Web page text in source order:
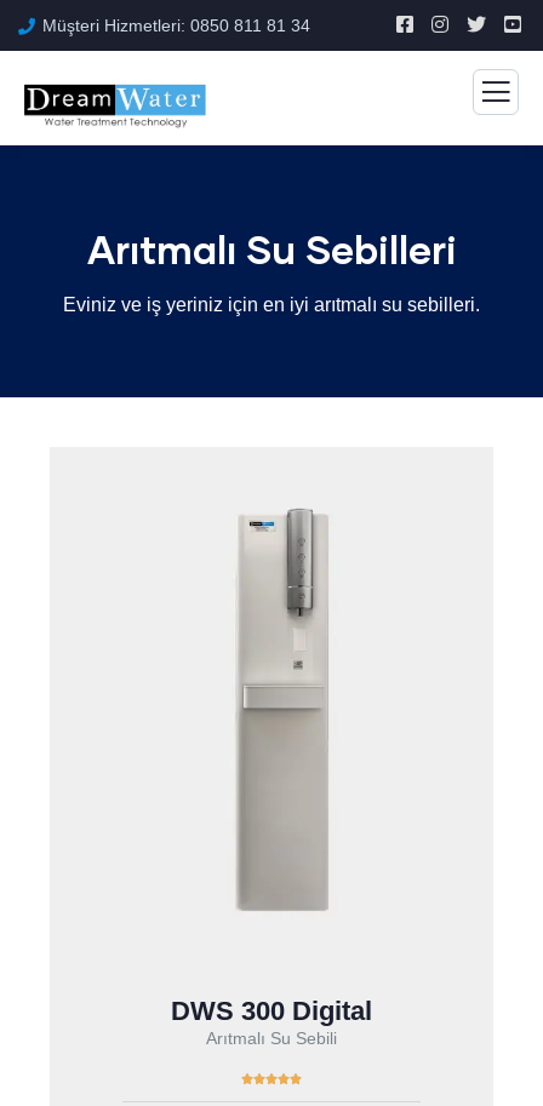
Müşteri Hizmetleri: 0850 811 81 34
Arıtmalı Su Sebilleri
Eviniz ve iş yeriniz için en iyi arıtmalı su sebilleri.
DWS 300 Digital
Arıtmalı Su Sebili